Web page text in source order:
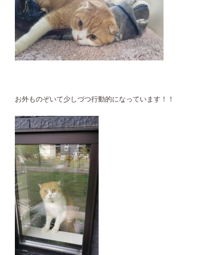
お外ものぞいて少しづつ行動的になっています！！